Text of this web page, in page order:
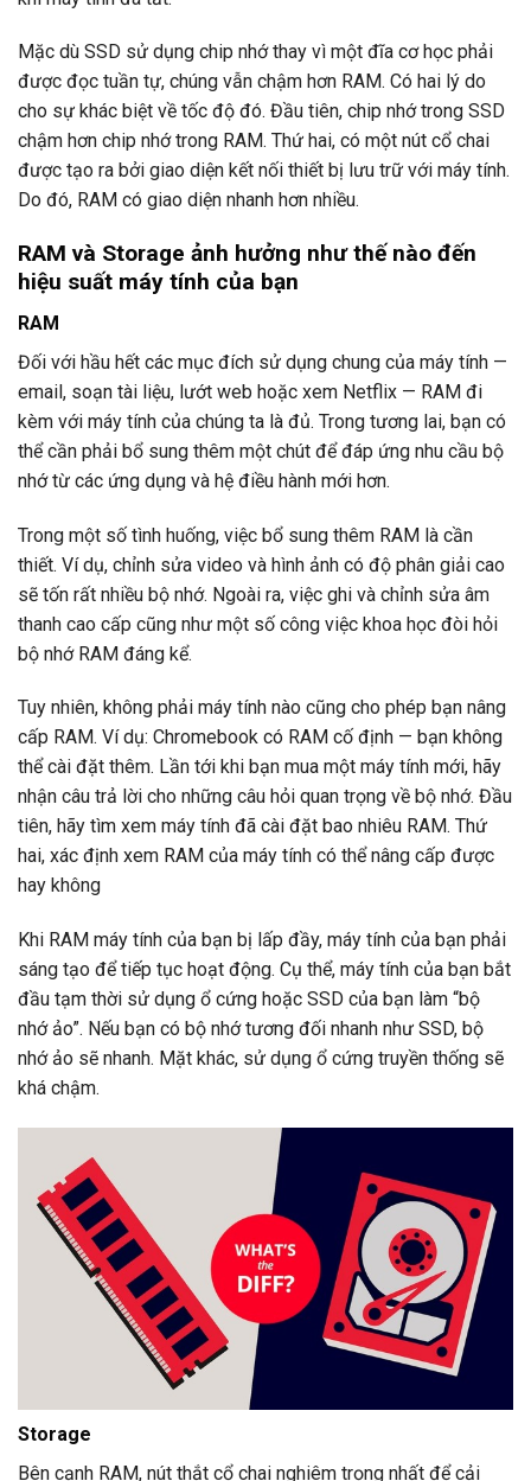
Mặc dù SSD sử dụng chip nhớ thay vì một đĩa cơ học phải
được đọc tuần tự, chúng vẫn chậm hơn RAM. Có hai lý do
cho sự khác biệt về tốc độ đó. Đầu tiên, chip nhớ trong SSD
chậm hơn chip nhớ trong RAM. Thứ hai, có một nút cổ chai
được tạo ra bởi giao diện kết nối thiết bị lưu trữ với máy tính.
Do đó, RAM có giao diện nhanh hơn nhiều.
RAM và Storage ảnh hưởng như thế nào đến
hiệu suất máy tính của bạn
RAM
Đối với hầu hết các mục đích sử dụng chung của máy tính —
email, soạn tài liệu, lướt web hoặc xem Netflix — RAM đi
kèm với máy tính của chúng ta là đủ. Trong tương lai, bạn có
thể cần phải bổ sung thêm một chút để đáp ứng nhu cầu bộ
nhớ từ các ứng dụng và hệ điều hành mới hơn.
Trong một số tình huống, việc bổ sung thêm RAM là cần
thiết. Ví dụ, chỉnh sửa video và hình ảnh có độ phân giải cao
sẽ tốn rất nhiều bộ nhớ. Ngoài ra, việc ghi và chỉnh sửa âm
thanh cao cấp cũng như một số công việc khoa học đòi hỏi
bộ nhớ RAM đáng kể.
Tuy nhiên, không phải máy tính nào cũng cho phép bạn nâng
cấp RAM. Ví dụ: Chromebook có RAM cố định — bạn không
thể cài đặt thêm. Lần tới khi bạn mua một máy tính mới, hãy
nhận câu trả lời cho những câu hỏi quan trọng về bộ nhớ. Đầu
tiên, hãy tìm xem máy tính đã cài đặt bao nhiêu RAM. Thứ
hai, xác định xem RAM của máy tính có thể nâng cấp được
hay không
Khi RAM máy tính của bạn bị lấp đầy, máy tính của bạn phải
sáng tạo để tiếp tục hoạt động. Cụ thể, máy tính của bạn bắt
đầu tạm thời sử dụng ổ cứng hoặc SSD của bạn làm “bộ
nhớ ảo”. Nếu bạn có bộ nhớ tương đối nhanh như SSD, bộ
nhớ ảo sẽ nhanh. Mặt khác, sử dụng ổ cứng truyền thống sẽ
khá chậm.
Storage
Bên cạnh RAM, nút thắt cổ chai nghiêm trọng nhất để cải